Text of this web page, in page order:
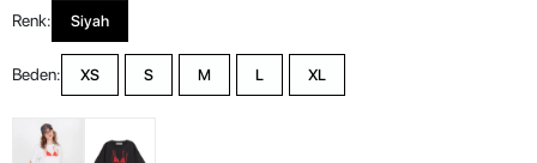
Renk: Siyah
Beden: XS S M L XL